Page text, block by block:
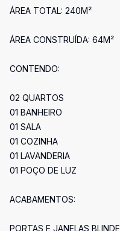
ÁREA TOTAL: 240M²
ÁREA CONSTRUÍDA: 64M²
CONTENDO:
02 QUARTOS
01 BANHEIRO
01 SALA
01 COZINHA
01 LAVANDERIA
01 POÇO DE LUZ
ACABAMENTOS:
PORTAS E JANELAS